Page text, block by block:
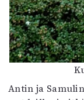
Antin ja